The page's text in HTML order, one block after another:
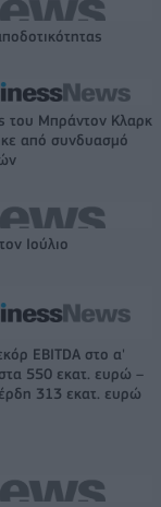
του Μπράντον Κλαρκ
από συνδυασμό
Ιούλιο
EBITDA στο α'
550 εκατ. ευρώ –
313 εκατ. ευρώ